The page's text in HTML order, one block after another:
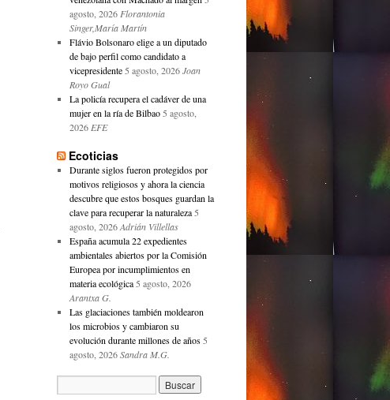
agosto, 2026 Florantonia
Singer,María Martín
Flávio Bolsonaro elige a un diputado
de bajo perfil como candidato a
vicepresidente 5 agosto, 2026 Joan
Royo Gual
La policía recupera el cadáver de una
mujer en la ría de Bilbao 5 agosto,
2026 EFE
Ecoticias
Durante siglos fueron protegidos por
motivos religiosos y ahora la ciencia
descubre que estos bosques guardan la
clave para recuperar la naturaleza 5
agosto, 2026 Adrián Villellas
España acumula 22 expedientes
ambientales abiertos por la Comisión
Europea por incumplimientos en
materia ecológica 5 agosto, 2026
Arantxa G.
Las glaciaciones también moldearon
los microbios y cambiaron su
evolución durante millones de años 5
agosto, 2026 Sandra M.G.